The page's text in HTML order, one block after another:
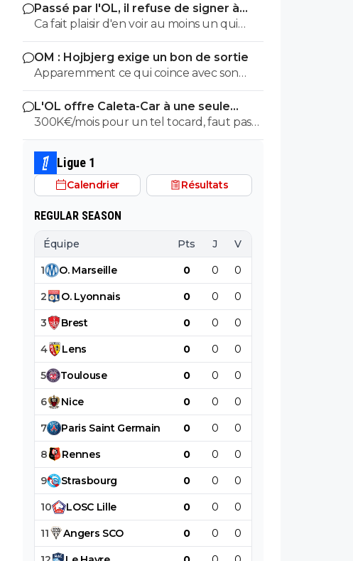
effectif s'en porterait tout de suite mieux
Passé par l'OL, il refuse de signer à
l'OM
Ca fait plaisir d'en voir au moins un qui
suit... Les autres doivent être des abrutis
de supporters non ?
OM : Hojbjerg exige un bon de sortie
Apparemment ce qui coince avec son
transfert c'est son salaire. S'il veut vraiment
partir, il sait quoi faire.
L'OL offre Caleta-Car à une seule
condition
300K€/mois pour un tel tocard, faut pas
s'étonner d'être dans la merde.
Ligue 1
Calendrier Résultats
REGULAR SEASON
Équipe Pts J V
1 O. Marseille 0 0 0
2 O. Lyonnais 0 0 0
3 Brest 0 0 0
4 Lens 0 0 0
5 Toulouse 0 0 0
6 Nice 0 0 0
7 Paris Saint Germain 0 0 0
8 Rennes 0 0 0
9 Strasbourg 0 0 0
10 LOSC Lille 0 0 0
11 Angers SCO 0 0 0